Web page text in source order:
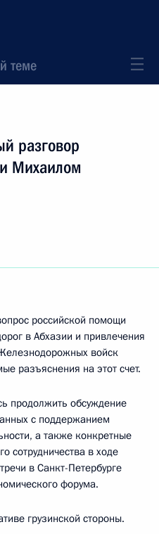
теме
разговор
Михаилом
российской помощи
в Абхазии и привлечения
войск
разъяснения на этот счет.
продолжить обсуждение
с поддержанием
а также конкретные
сотрудничества в ходе
в Санкт-Петербурге
форума.
грузинской стороны.